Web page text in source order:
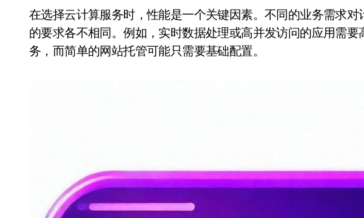
在选择云计算服务时，性能是一个关键因素。不同的业务需求对计算能力、存储速度和网络带宽
的要求各不相同。例如，实时数据处理或高并发访问的应用需
务，而简单的网站托管可能只需要基础配置。